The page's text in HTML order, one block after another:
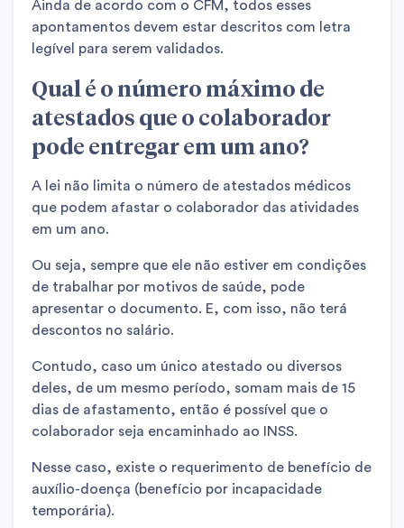
Ainda de acordo com o CFM, todos esses
apontamentos devem estar descritos com letra
legível para serem validados.
Qual é o número máximo de
atestados que o colaborador
pode entregar em um ano?
A lei não limita o número de atestados médicos
que podem afastar o colaborador das atividades
em um ano.
Ou seja, sempre que ele não estiver em condições
de trabalhar por motivos de saúde, pode
apresentar o documento. E, com isso, não terá
descontos no salário.
Contudo, caso um único atestado ou diversos
deles, de um mesmo período, somam mais de 15
dias de afastamento, então é possível que o
colaborador seja encaminhado ao INSS.
Nesse caso, existe o requerimento de benefício de
auxílio-doença (benefício por incapacidade
temporária).